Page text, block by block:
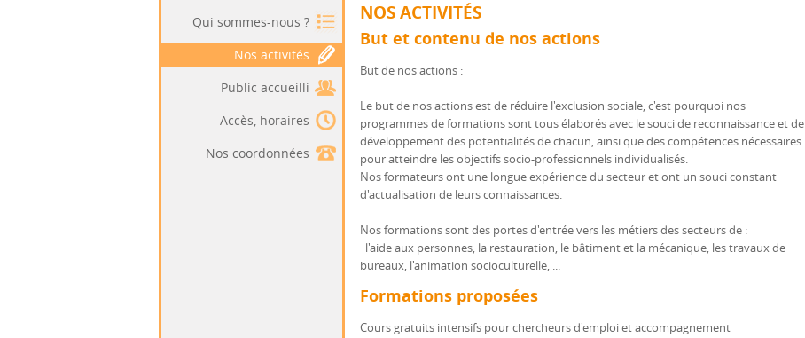
Qui sommes-nous ?
Nos activités
Public accueilli
Accès, horaires
Nos coordonnées
NOS ACTIVITÉS
But et contenu de nos actions
But de nos actions :
Le but de nos actions est de réduire l'exclusion sociale, c'est pourquoi nos
programmes de formations sont tous élaborés avec le souci de reconnaissance et de
développement des potentialités de chacun, ainsi que des compétences nécessaires
pour atteindre les objectifs socio-professionnels individualisés.
Nos formateurs ont une longue expérience du secteur et ont un souci constant
d'actualisation de leurs connaissances.
Nos formations sont des portes d'entrée vers les métiers des secteurs de :
· l'aide aux personnes, la restauration, le bâtiment et la mécanique, les travaux de
bureaux, l'animation socioculturelle, ...
Formations proposées
Cours gratuits intensifs pour chercheurs d'emploi et accompagnement